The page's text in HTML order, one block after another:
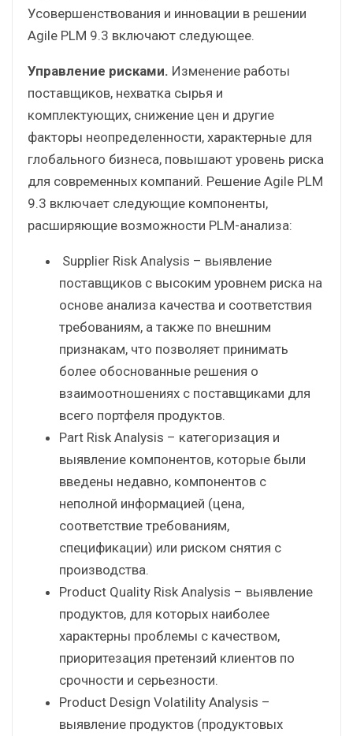
Усовершенствования и инновации в решении
Agile PLM 9.3 включают следующее.
Управление рисками. Изменение работы
поставщиков, нехватка сырья и
комплектующих, снижение цен и другие
факторы неопределенности, характерные для
глобального бизнеса, повышают уровень риска
для современных компаний. Решение Agile PLM
9.3 включает следующие компоненты,
расширяющие возможности PLM-анализа:
Supplier Risk Analysis – выявление
поставщиков с высоким уровнем риска на
основе анализа качества и соответствия
требованиям, а также по внешним
признакам, что позволяет принимать
более обоснованные решения о
взаимоотношениях с поставщиками для
всего портфеля продуктов.
Part Risk Analysis – категоризация и
выявление компонентов, которые были
введены недавно, компонентов с
неполной информацией (цена,
соответствие требованиям,
спецификации) или риском снятия с
производства.
Product Quality Risk Analysis – выявление
продуктов, для которых наиболее
характерны проблемы с качеством,
приоритезация претензий клиентов по
срочности и серьезности.
Product Design Volatility Analysis –
выявление продуктов (продуктовых